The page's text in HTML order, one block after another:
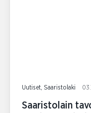
Uutiset, Saaristolaki
Saaristolain